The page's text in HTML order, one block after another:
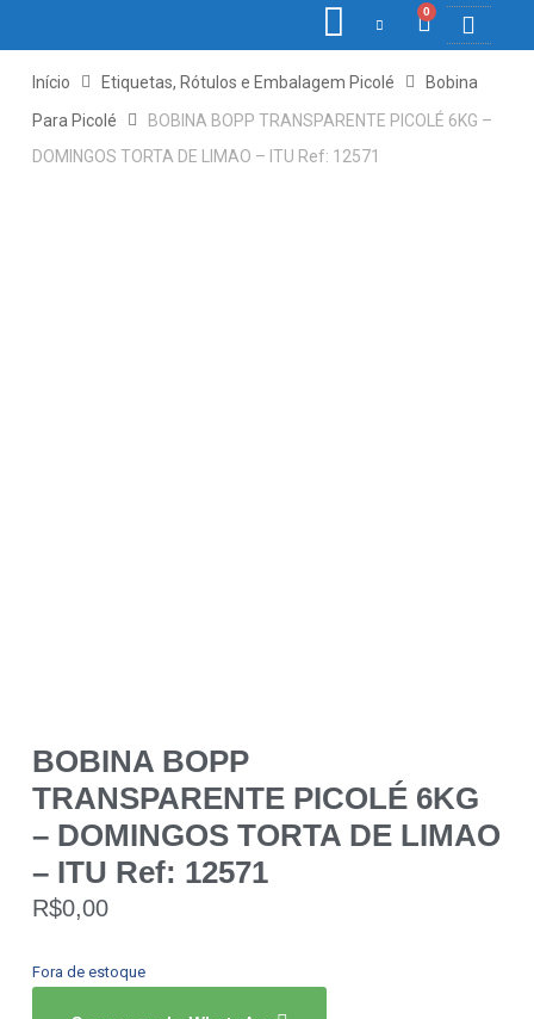
0
Início Etiquetas, Rótulos e Embalagem Picolé
Bobina
Para Picolé
BOBINA BOPP TRANSPARENTE PICOLÉ 6KG –
DOMINGOS TORTA DE LIMAO – ITU Ref: 12571
BOBINA BOPP
TRANSPARENTE PICOLÉ 6KG
– DOMINGOS TORTA DE LIMAO
– ITU Ref: 12571
R$0,00
Fora de estoque